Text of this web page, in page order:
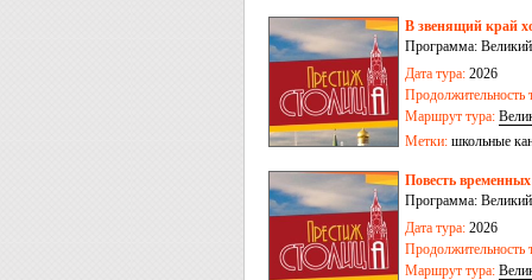
В звенящий край
Программа:
Дата тура: 2026
Продолжительность
Маршрут тура:
Метки: школьные
Повесть
Программа:
Дата тура: 2026
Продолжительность
Маршрут тура: